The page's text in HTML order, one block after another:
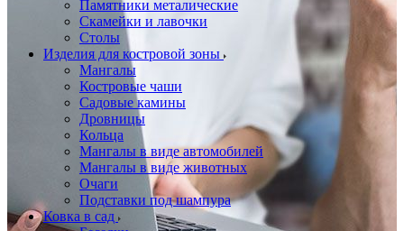
Памятники металические
Скамейки и лавочки
Столы
Изделия для костровой зоны
Мангалы
Костровые чаши
Садовые камины
Дровницы
Кольца
Мангалы в виде автомобилей
Мангалы в виде животных
Очаги
Подставки под шампура
Ковка в сад